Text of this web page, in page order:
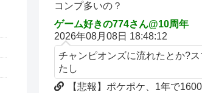
コンプ多いの？
ゲーム好きの774さん@10周年
2026年08月08日 18:48:12
チャンピオンズに流れたとか?ス
たし
【悲報】ポケポケ、1年で1600